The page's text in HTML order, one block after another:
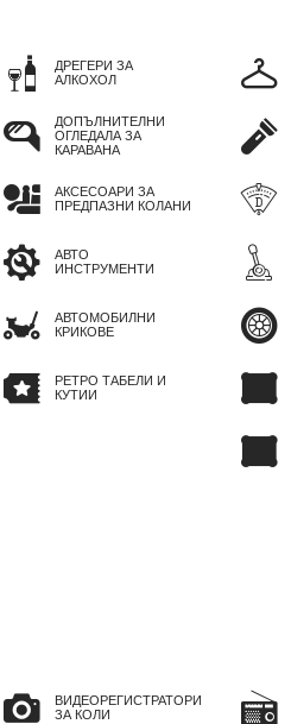
ДРЕГЕРИ ЗА
АЛКОХОЛ
ДОПЪЛНИТЕЛНИ
ОГЛЕДАЛА ЗА
КАРАВАНА
АКСЕСОАРИ ЗА
ПРЕДПАЗНИ КОЛАНИ
АВТО
ИНСТРУМЕНТИ
АВТОМОБИЛНИ
КРИКОВЕ
РЕТРО ТАБЕЛИ И
КУТИИ
ВИДЕОРЕГИСТРАТОРИ
ЗА КОЛИ